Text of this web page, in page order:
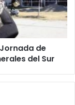
de
del Sur